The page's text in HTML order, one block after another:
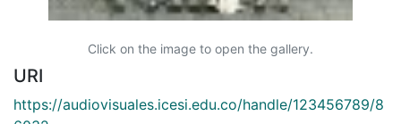
Click on the image to open the gallery.
URI
https://audiovisuales.icesi.edu.co/handle/123456789/8